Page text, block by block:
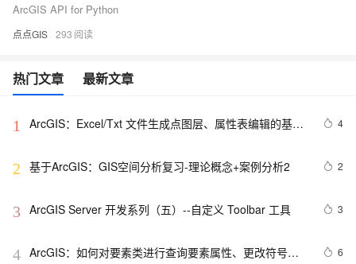
ArcGIS API for Python
点点GIS 293
热门文章 最新文章
1
ArcGIS：Excel/Txt 文件生成点图层、属性表编辑的基本
的字段计算器的使用
4
2 基于ArcGIS：GIS空间分析复习-理论概念+案例分析2 2
3 ArcGIS Server 开发系列（五）--自定义 Toolbar 工具 3
4 ArcGIS：如何对要素类进行查询要素属性、更改符号、
6